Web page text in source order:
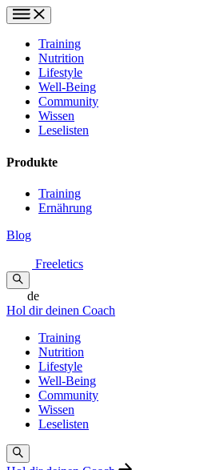
Training
Nutrition
Lifestyle
Well-Being
Community
Wissen
Leselisten
Produkte
Training
Ernährung
Blog
Freeletics
de
Hol dir deinen Coach
Training
Nutrition
Lifestyle
Well-Being
Community
Wissen
Leselisten